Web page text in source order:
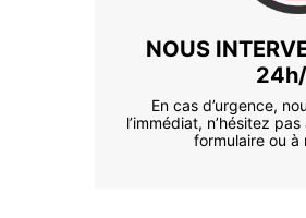
NOUS
En cas d’urgence,
l’immédiat, n’hésitez
formulaire ou à